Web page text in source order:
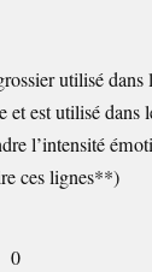
utilisé dans
et est utilisé dans
l’intensité
ces lignes**)
0